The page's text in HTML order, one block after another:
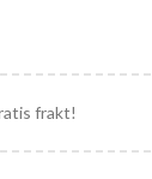
frakt!